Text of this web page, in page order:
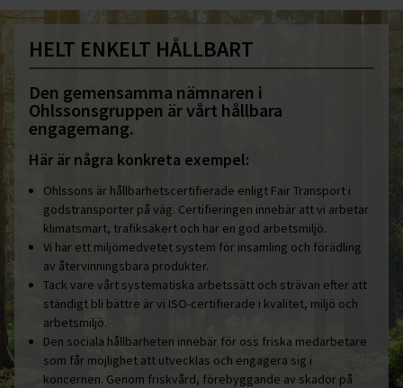
HELT ENKELT HÅLLBART
Den gemensamma nämnaren i
Ohlssonsgruppen är vårt hållbara
engagemang.
Här är några konkreta exempel:
Ohlssons är hållbarhetscertifierade enligt Fair Transport i
godstransporter på väg. Certifieringen innebär att vi arbetar
klimatsmart, trafiksäkert och har en god arbetsmiljö.
Vi har ett miljömedvetet system för insamling och förädling
av återvinningsbara produkter.
Tack vare vårt systematiska arbetssätt och strävan efter att
ständigt bli bättre är vi ISO-certifierade i kvalitet, miljö och
arbetsmiljö.
Den sociala hållbarheten innebär för oss friska medarbetare
som får möjlighet att utvecklas och engagera sig i
koncernen. Genom friskvård, förebyggande av skador på